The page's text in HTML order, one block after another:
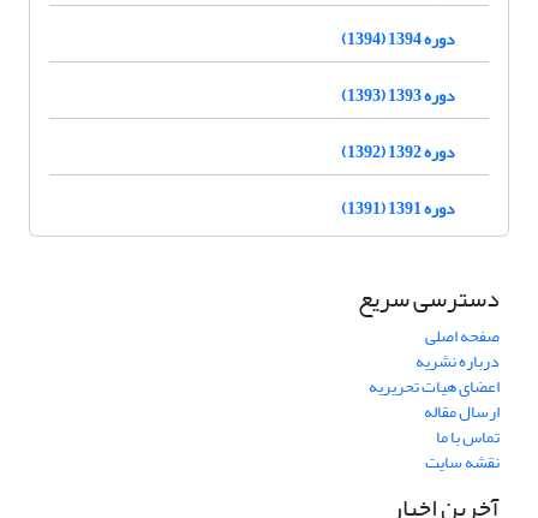
دوره 1394 (1394)
دوره 1393 (1393)
دوره 1392 (1392)
دوره 1391 (1391)
دسترسی سریع
صفحه اصلی
درباره نشریه
اعضای هیات تحریریه
ارسال مقاله
تماس با ما
نقشه سایت
آخرین اخبار